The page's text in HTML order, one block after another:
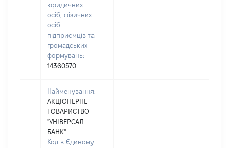
юридичних
осіб, фізичних
осіб –
підприємців та
громадських
формувань:
14360570
Найменування:
АКЦІОНЕРНЕ
ТОВАРИСТВО
"УНІВЕРСАЛ
БАНК"
Код в Єдиному